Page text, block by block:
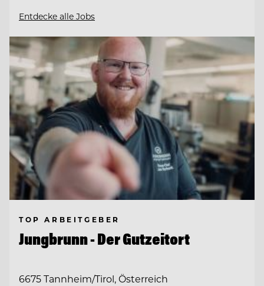
Entdecke alle Jobs
TOP ARBEITGEBER
Jungbrunn - Der Gutzeitort
6675 Tannheim/Tirol, Österreich